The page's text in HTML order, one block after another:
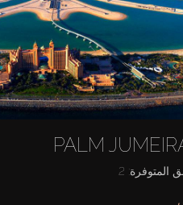
PALM
المتوفرة: 2